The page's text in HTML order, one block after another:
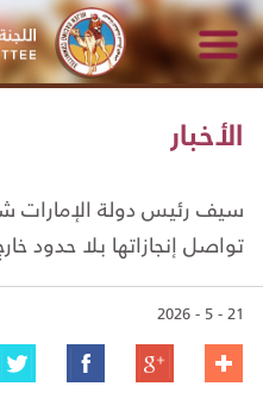
الأخبار
سيف رئيس دولة الإمارات
تواصل إنجازاتها بلا حدود
21 - 5 - 2026